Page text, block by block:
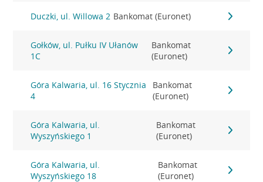
Duczki, ul. Willowa 2 Bankomat (Euronet)
Gołków, ul. Pułku IV Ułanów
1C
Bankomat
(Euronet)
Góra Kalwaria, ul. 16 Stycznia
4
Bankomat
(Euronet)
Góra Kalwaria, ul.
Wyszyńskiego 1
Bankomat
(Euronet)
Góra Kalwaria, ul.
Wyszyńskiego 18
Bankomat
(Euronet)